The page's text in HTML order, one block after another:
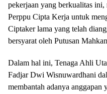
pekerjaan yang berkualitas
Perppu Cipta Kerja untuk
Ciptaker lama yang telah
bersyarat oleh Putusan
Dalam hal ini, Tenaga Ahli
Fadjar Dwi Wisnuwardhani
membantah adanya anggapan